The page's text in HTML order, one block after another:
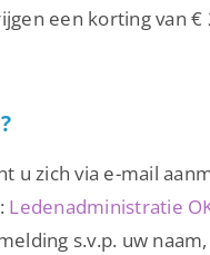
een korting van €
u zich via e-mail
Ledenadministratie
s.v.p. uw